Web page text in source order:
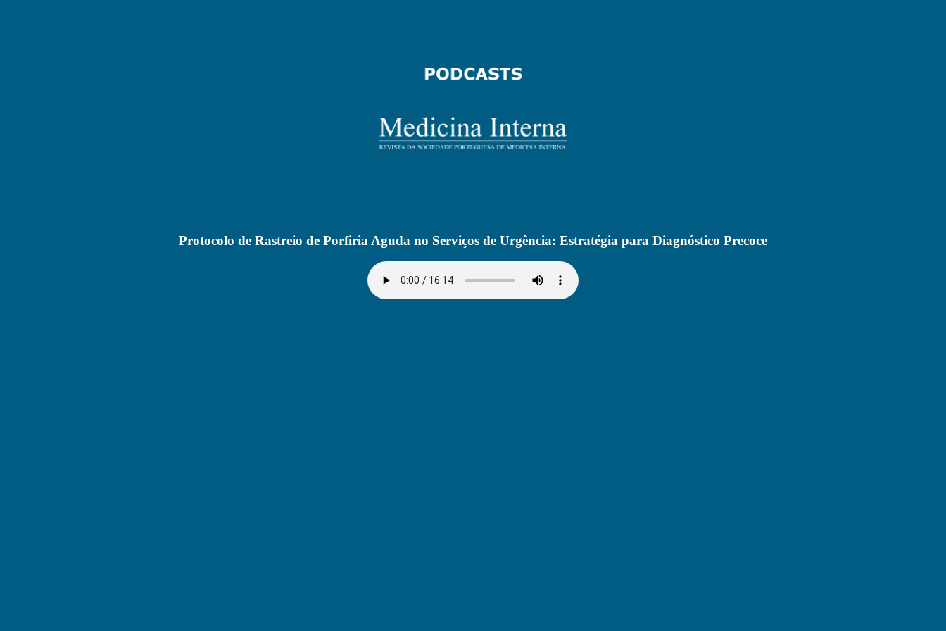
Protocolo de Rastreio de Porfiria Aguda no Serviços de Urgência: Estratégia para Diagnóstico Precoce